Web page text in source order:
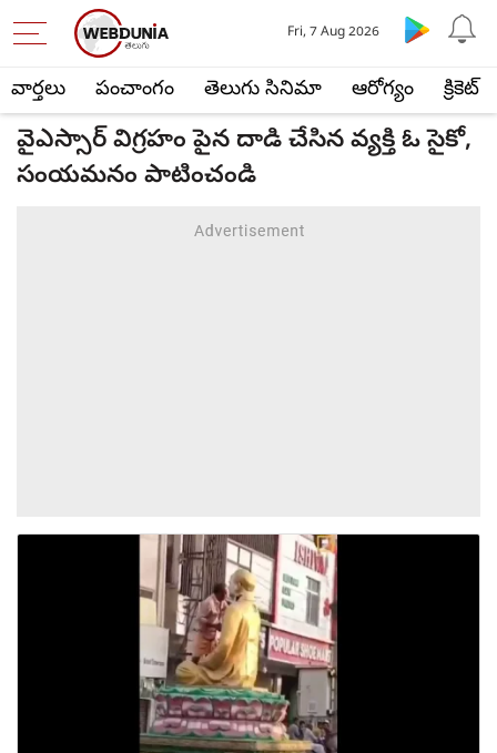
వార్తలు పంచాంగం తెలుగు సినిమా ఆరోగ్యం క్రికెట్
Fri, 7 Aug 2026
వైఎస్సార్ విగ్రహం పైన దాడి చేసిన వ్యక్తి ఓ సైకో,
సంయమనం పాటించండి